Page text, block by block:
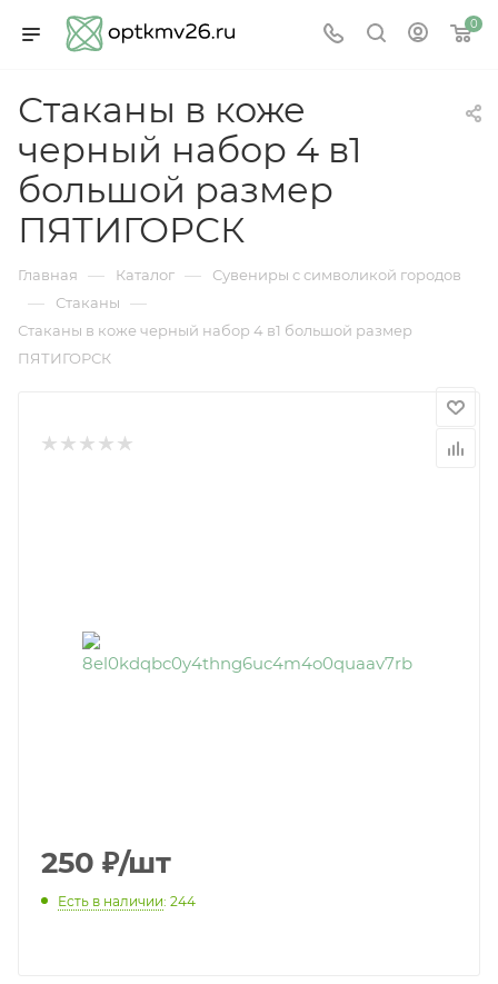
0
Стаканы в коже
черный набор 4 в1
большой размер
ПЯТИГОРСК
Главная — Каталог — Сувениры с символикой городов
— Стаканы —
Стаканы в коже черный набор 4 в1 большой размер
ПЯТИГОРСК
250 ₽/шт
Есть в наличии: 244